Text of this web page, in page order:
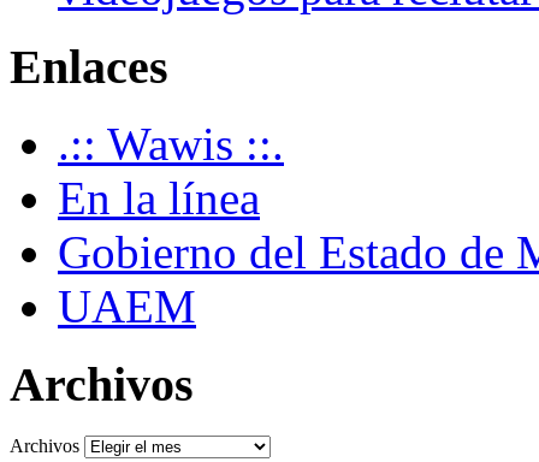
Enlaces
.:: Wawis ::.
En la línea
Gobierno del Estado de
UAEM
Archivos
Archivos